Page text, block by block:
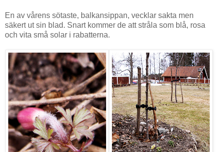
En av vårens sötaste, balkansippan, vecklar sakta men
säkert ut sin blad. Snart kommer de att stråla som blå, rosa
och vita små solar i rabatterna.